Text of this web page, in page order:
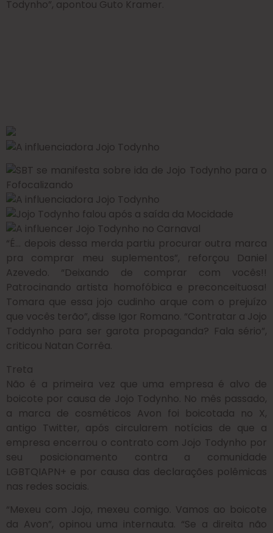
Todynho”, apontou Guto Kramer.
“É… depois dessa merda partiu procurar outra marca
pra comprar meu suplementos”, reforçou Daniel
Azevedo. “Deixando de comprar com vocês!!
Patrocinando artista homofóbica e preconceituosa!
Tomara que essa jojo cudinho arque com o prejuízo
que vocês terão”, disse Igor Romano. “Contratar a Jojo
Toddynho para ser garota propaganda? Fala sério”,
criticou Natan Corrêa.
Treta
Não é a primeira vez que uma empresa é alvo de
boicote por causa de Jojo Todynho. No mês passado,
a marca de cosméticos Avon foi boicotada no X,
antigo Twitter, após circularem notícias de que a
empresa encerrou o contrato com Jojo Todynho por
seu posicionamento contra a comunidade
LGBTQIAPN+ e por causa das declarações polêmicas
nas redes sociais.
“Mexeu com Jojo, mexeu comigo. Vamos ao boicote
da Avon”, opinou uma internauta. “Se a direita não